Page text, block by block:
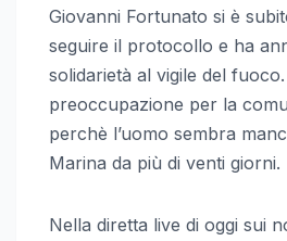
Giovanni Fortunato si è
seguire il protocollo e ha
solidarietà al vigile del
preoccupazione per la
perchè l’uomo sembra
Marina da più di venti giorni.
Nella diretta live di oggi sui